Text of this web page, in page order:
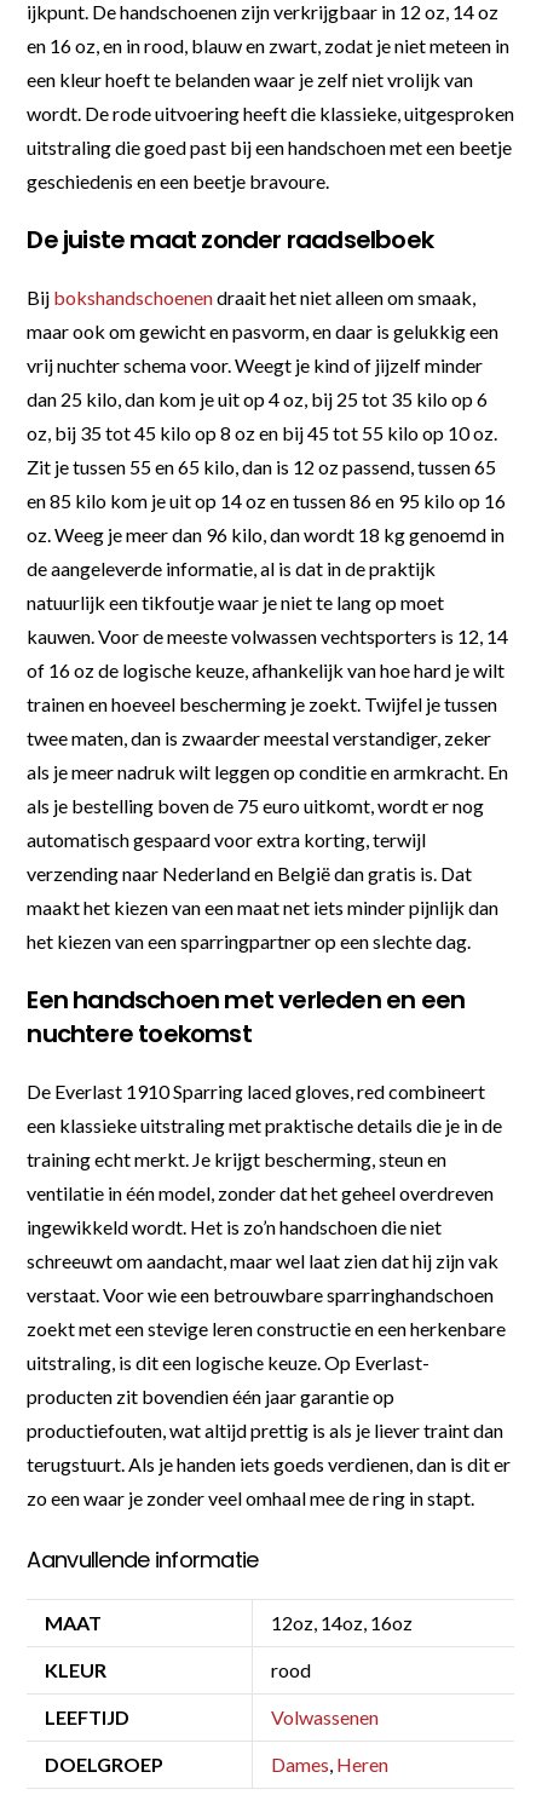
ijkpunt. De handschoenen zijn verkrijgbaar in 12 oz, 14 oz
en 16 oz, en in rood, blauw en zwart, zodat je niet meteen in
een kleur hoeft te belanden waar je zelf niet vrolijk van
wordt. De rode uitvoering heeft die klassieke, uitgesproken
uitstraling die goed past bij een handschoen met een beetje
geschiedenis en een beetje bravoure.
De juiste maat zonder raadselboek
Bij bokshandschoenendraait het niet alleen om smaak,
maar ook om gewicht en pasvorm, en daar is gelukkig een
vrij nuchter schema voor. Weegt je kind of jijzelf minder
dan 25 kilo, dan kom je uit op 4 oz, bij 25 tot 35 kilo op 6
oz, bij 35 tot 45 kilo op 8 oz en bij 45 tot 55 kilo op 10 oz.
Zit je tussen 55 en 65 kilo, dan is 12 oz passend, tussen 65
en 85 kilo kom je uit op 14 oz en tussen 86 en 95 kilo op 16
oz. Weeg je meer dan 96 kilo, dan wordt 18 kg genoemd in
de aangeleverde informatie, al is dat in de praktijk
natuurlijk een tikfoutje waar je niet te lang op moet
kauwen. Voor de meeste volwassen vechtsporters is 12, 14
of 16 oz de logische keuze, afhankelijk van hoe hard je wilt
trainen en hoeveel bescherming je zoekt. Twijfel je tussen
twee maten, dan is zwaarder meestal verstandiger, zeker
als je meer nadruk wilt leggen op conditie en armkracht. En
als je bestelling boven de 75 euro uitkomt, wordt er nog
automatisch gespaard voor extra korting, terwijl
verzending naar Nederland en België dan gratis is. Dat
maakt het kiezen van een maat net iets minder pijnlijk dan
het kiezen van een sparringpartner op een slechte dag.
Een handschoen met verleden en een
nuchtere toekomst
De Everlast 1910 Sparring laced gloves, red combineert
een klassieke uitstraling met praktische details die je in de
training echt merkt. Je krijgt bescherming, steun en
ventilatie in één model, zonder dat het geheel overdreven
ingewikkeld wordt. Het is zo’n handschoen die niet
schreeuwt om aandacht, maar wel laat zien dat hij zijn vak
verstaat. Voor wie een betrouwbare sparringhandschoen
zoekt met een stevige leren constructie en een herkenbare
uitstraling, is dit een logische keuze. Op Everlast-
producten zit bovendien één jaar garantie op
productiefouten, wat altijd prettig is als je liever traint dan
terugstuurt. Als je handen iets goeds verdienen, dan is dit er
zo een waar je zonder veel omhaal mee de ring in stapt.
Aanvullende informatie
MAAT 12oz, 14oz, 16oz
KLEUR rood
LEEFTIJD Volwassenen
DOELGROEP Dames, Heren